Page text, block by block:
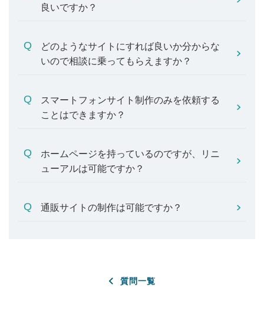
良いですか？
どのようなサイトにすれば良いか分からな
いので相談に乗ってもらえますか？
スマートフォンサイト制作のみを依頼する
ことはできますか？
ホームページを持っているのですが、リニ
ューアルは可能ですか？
通販サイトの制作は可能ですか？
質問一覧